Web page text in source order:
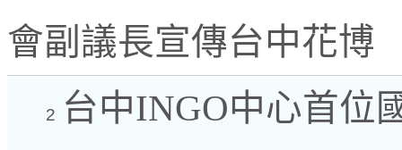
會副議長宣傳台中花博
2 台中INGO中心首位